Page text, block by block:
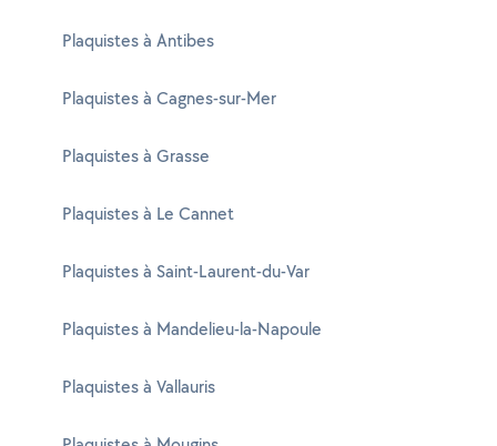
Plaquistes à Antibes
Plaquistes à Cagnes-sur-Mer
Plaquistes à Grasse
Plaquistes à Le Cannet
Plaquistes à Saint-Laurent-du-Var
Plaquistes à Mandelieu-la-Napoule
Plaquistes à Vallauris